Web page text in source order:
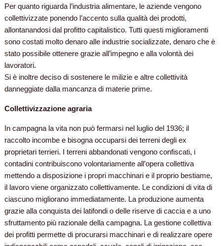
Per quanto riguarda l’industria alimentare, le aziende vengono
collettivizzate ponendo l’accento sulla qualità dei prodotti,
allontanandosi dal profitto capitalistico. Tutti questi miglioramenti
sono costati molto denaro alle industrie socializzate, denaro che è
stato possibile ottenere grazie all’impegno e alla volontà dei
lavoratori.
Si è inoltre deciso di sostenere le milizie e altre collettività
danneggiate dalla mancanza di materie prime.
Collettivizzazione agraria
In campagna la vita non può fermarsi nel luglio del 1936; il
raccolto incombe e bisogna occuparsi dei terreni degli ex
proprietari terrieri. I terreni abbandonati vengono confiscati, i
contadini contribuiscono volontariamente all’opera collettiva
mettendo a disposizione i propri macchinari e il proprio bestiame,
il lavoro viene organizzato collettivamente. Le condizioni di vita di
ciascuno migliorano immediatamente. La produzione aumenta
grazie alla conquista dei latifondi o delle riserve di caccia e a uno
sfruttamento più razionale della campagna. La gestione collettiva
dei profitti permette di procurarsi macchinari e di realizzare opere